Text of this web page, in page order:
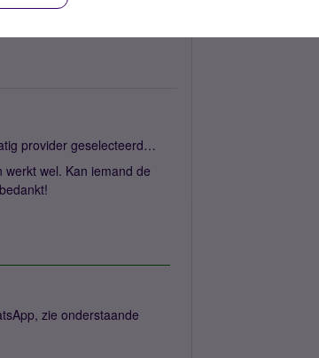
provider geselecteerd…
wel. Kan iemand de
zie onderstaande